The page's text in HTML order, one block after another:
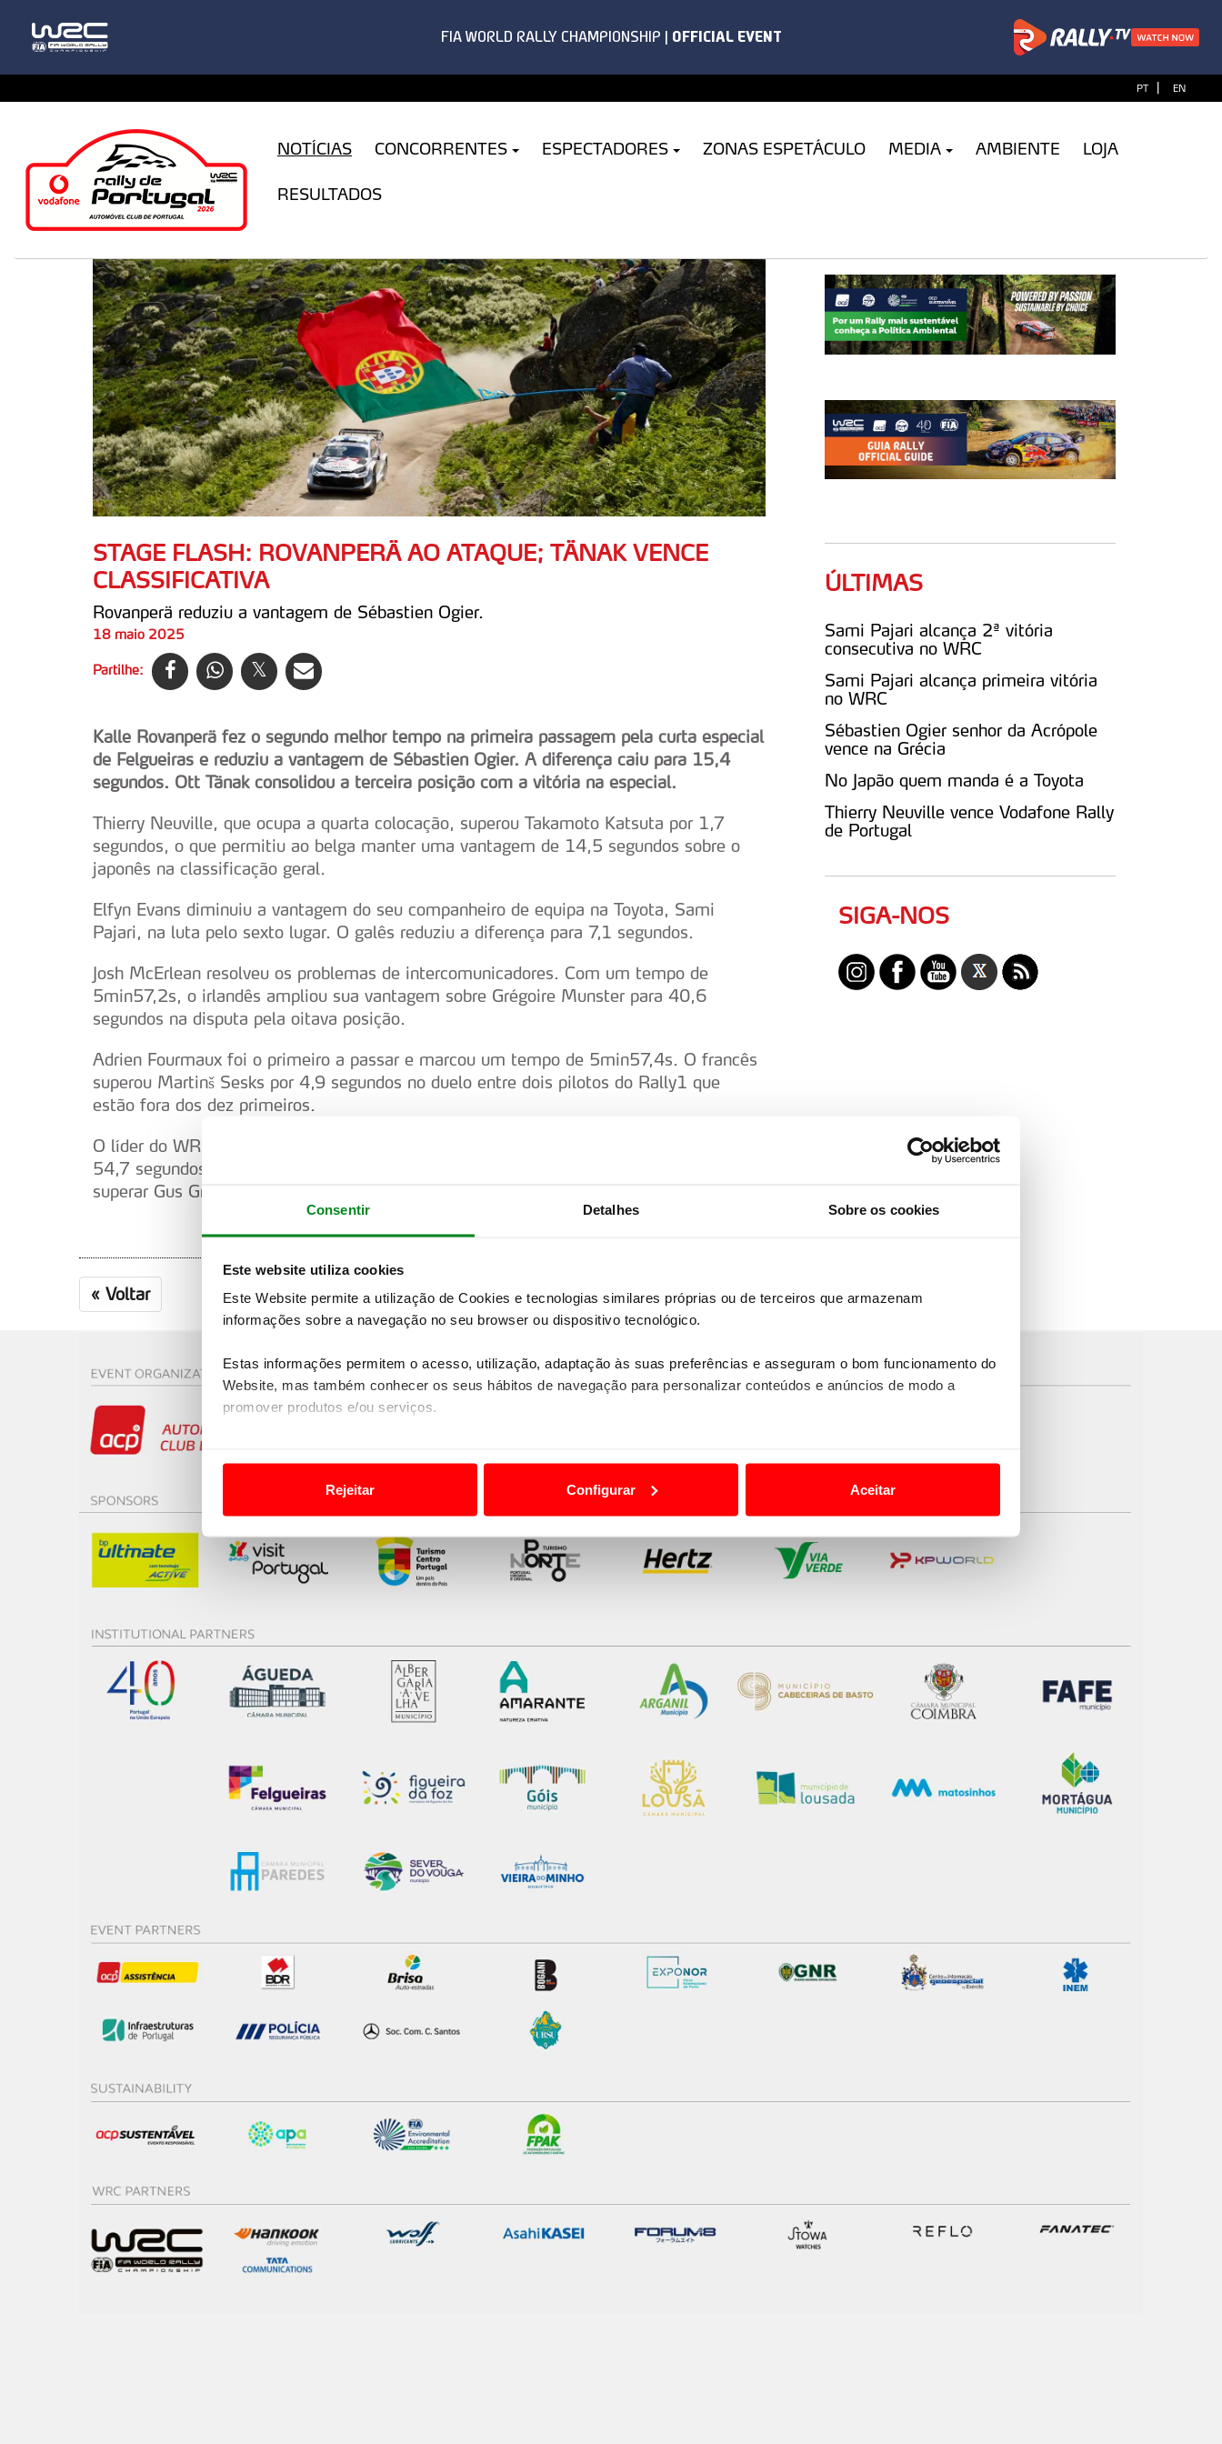
Consentir Detalhes Sobre os cookies
Este website utiliza cookies
Este Website permite a utilização de Cookies e tecnologias similares próprias ou de terceiros que armazenam
informações sobre a navegação no seu browser ou dispositivo tecnológico.
Estas informações permitem o acesso, utilização, adaptação às suas preferências e asseguram o bom funcionamento do
Website, mas também conhecer os seus hábitos de navegação para personalizar conteúdos e anúncios de modo a
promover produtos e/ou serviços.
Usamos cookies para melhorar a sua experiência digital, personalizar conteúdos e anúncios, para lhe proporcionar
funcionalidades de redes sociais, bem como para analisar dados de navegação no nosso website.
Adicionalmente partilhamos informação, relativa à sua utilização do nosso site de publicidade e de análise, com parceiros
O ACP garantirá que as transferências internacionais de dados pessoais serão realizadas apenas com o seu
consentimento e quando tal se afigure estritamente necessário no contexto dos serviços a prestar.
Realçamos que o bloqueio de certo tipo de Cookies e tecnologias similares pode ter impacto na sua experiência de
Consulte a política de cookies do site.
Rejeitar Configurar Aceitar
PT | EN
NOTÍCIAS CONCORRENTES ESPECTADORES ZONAS ESPETÁCULO MEDIA AMBIENTE LOJA
RESULTADOS
STAGE FLASH: ROVANPERÄ AO ATAQUE; TÄNAK VENCE
CLASSIFICATIVA
Rovanperä reduziu a vantagem de Sébastien Ogier.
18 maio 2025
Partilhe:
Kalle Rovanperä fez o segundo melhor tempo na primeira passagem pela curta especial
de Felgueiras e reduziu a vantagem de Sébastien Ogier. A diferença caiu para 15,4
segundos. Ott Tänak consolidou a terceira posição com a vitória na especial.
Thierry Neuville, que ocupa a quarta colocação, superou Takamoto Katsuta por 1,7
segundos, o que permitiu ao belga manter uma vantagem de 14,5 segundos sobre o
japonês na classificação geral.
Elfyn Evans diminuiu a vantagem do seu companheiro de equipa na Toyota, Sami
Pajari, na luta pelo sexto lugar. O galês reduziu a diferença para 7,1 segundos.
Josh McErlean resolveu os problemas de intercomunicadores. Com um tempo de
5min57,2s, o irlandês ampliou sua vantagem sobre Grégoire Munster para 40,6
segundos na disputa pela oitava posição.
Adrien Fourmaux foi o primeiro a passar e marcou um tempo de 5min57,4s. O francês
superou Martinš Sesks por 4,9 segundos no duelo entre dois pilotos do Rally1 que
estão fora dos dez primeiros.
O líder do WRC, Oliver Solberg, seguiu para Fafe com uma vantagem confortável de
54,7 segundos sobre o vencedor da especial, Yohan Rossel. O francês conseguiu
superar Gus Greensmith e assumiu a segunda colocação no WRC2.
« Voltar
ÚLTIMAS
Sami Pajari alcança 2ª vitória
consecutiva no WRC
Sami Pajari alcança primeira vitória
no WRC
Sébastien Ogier senhor da Acrópole
vence na Grécia
No Japão quem manda é a Toyota
Thierry Neuville vence Vodafone Rally
de Portugal
SIGA-NOS